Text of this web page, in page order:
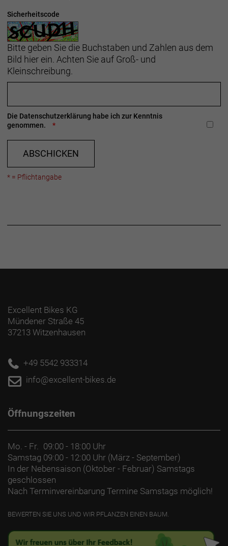
Sicherheitscode
Bitte geben Sie die Buchstaben und Zahlen aus dem
Bild hier ein. Achten Sie auf Groß- und
Kleinschreibung.
Die Datenschutzerklärung habe ich zur Kenntnis
genommen.
ABSCHICKEN
* = Pflichtangabe
Excellent Bikes KG
Mündener Straße 45
37213 Witzenhausen
+49 5542 933314
info@excellent-bikes.de
Öffnungszeiten
Mo. - Fr.
09:00 - 18:00 Uhr
Samstag 09:00 - 12:00 Uhr (März - September)
In der Nebensaison (Oktober - Februar) Samstags
geschlossen
Nach Terminvereinbarung Termine Samstags möglich!
BEWERTEN SIE UNS UND WIR PFLANZEN EINEN BAUM.